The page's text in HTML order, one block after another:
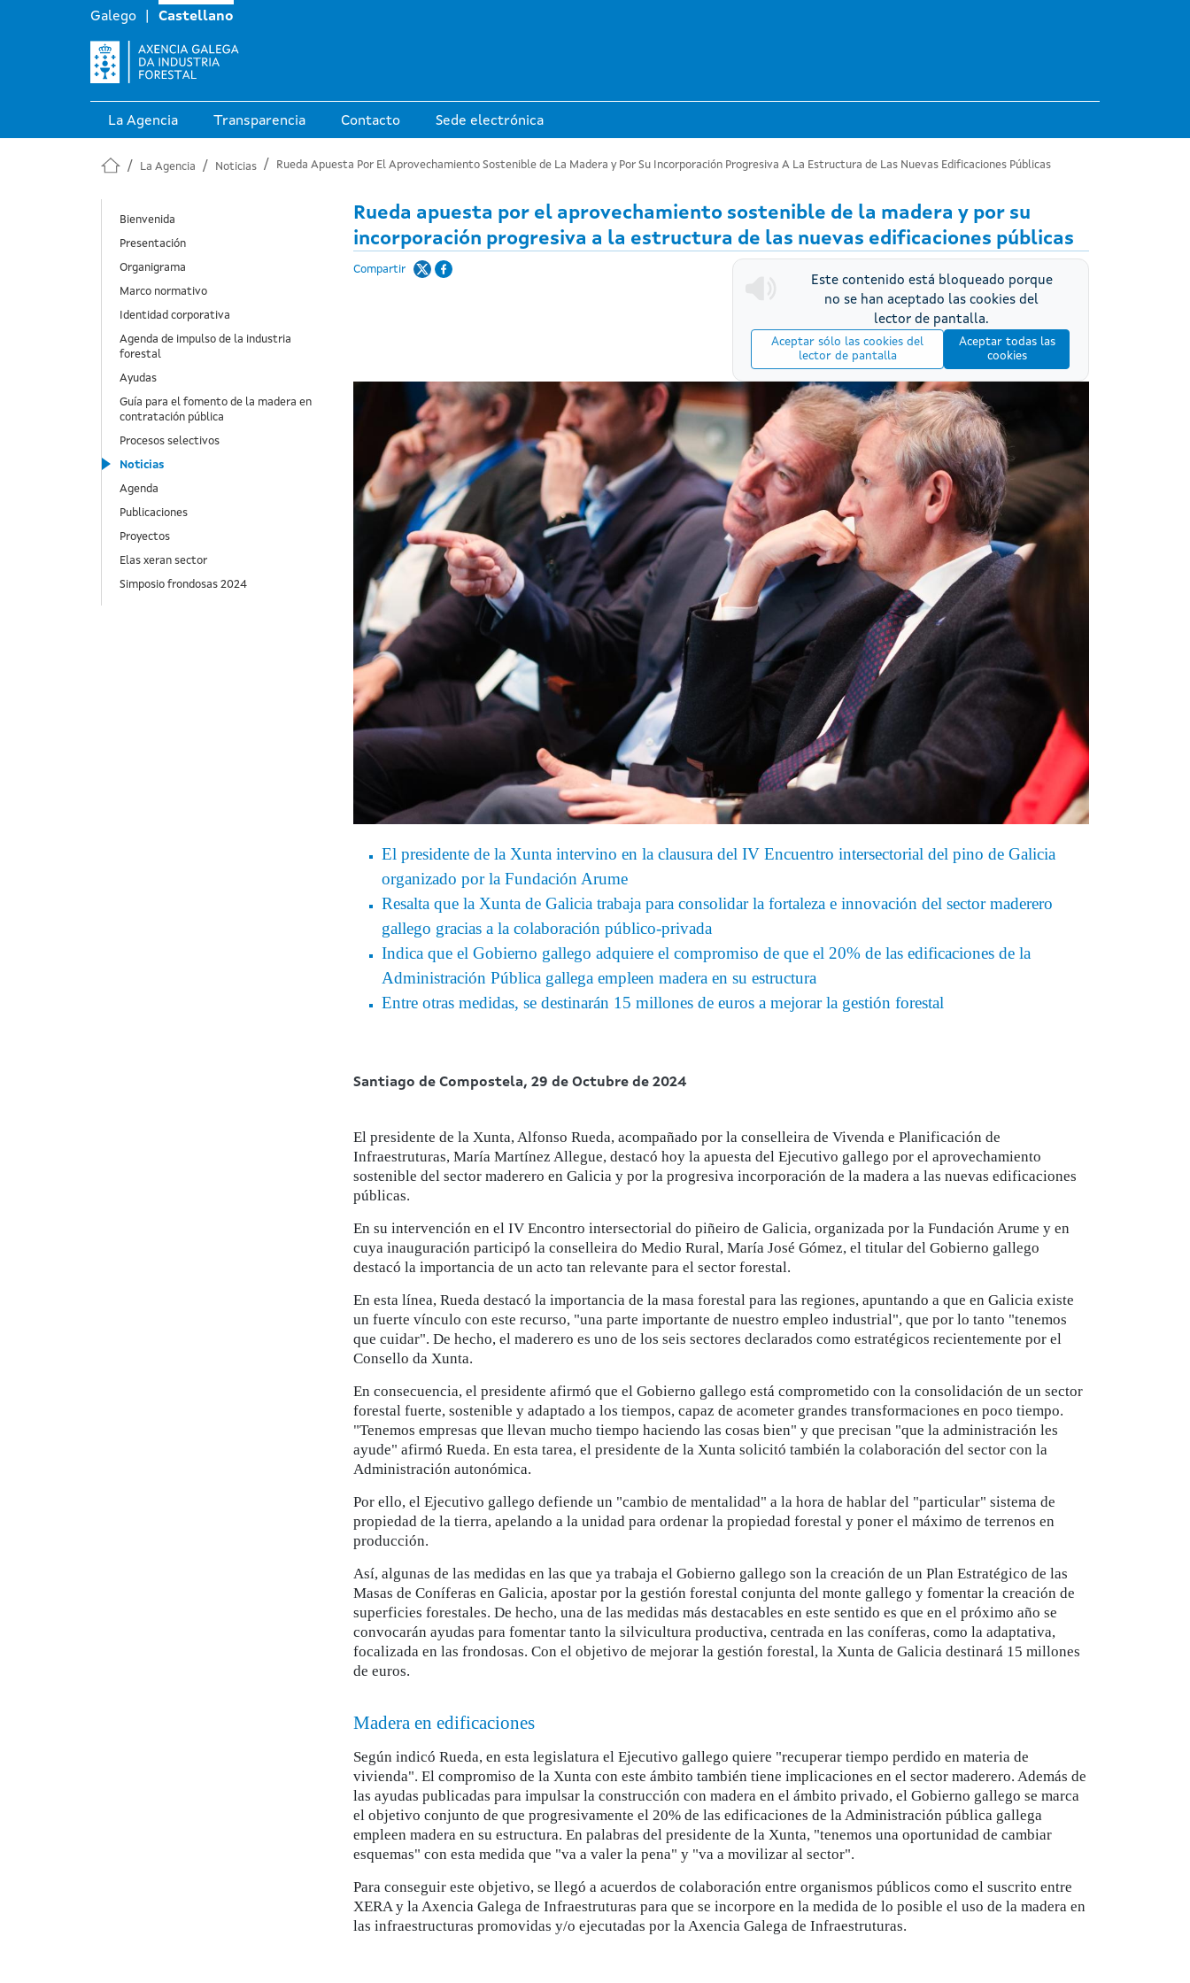
Galego Castellano
La Agencia Transparencia Contacto Sede electrónica
La Agencia Noticias Rueda Apuesta Por El Aprovechamiento Sostenible de La Madera y Por Su Incorporación Progresiva A La Estructura de Las Nuevas Edificaciones Públicas
Rueda apuesta por el aprovechamiento sostenible de la madera y por su
incorporación progresiva a la estructura de las nuevas edificaciones públicas
Compartir
Este contenido está bloqueado porque
no se han aceptado las cookies del
lector de pantalla.
Aceptar sólo las cookies del
lector de pantalla
Aceptar todas las
cookies
El presidente de la Xunta intervino en la clausura del IV Encuentro intersectorial del pino de Galicia
organizado por la Fundación Arume
Resalta que la Xunta de Galicia trabaja para consolidar la fortaleza e innovación del sector maderero
gallego gracias a la colaboración público-privada
Indica que el Gobierno gallego adquiere el compromiso de que el 20% de las edificaciones de la
Administración Pública gallega empleen madera en su estructura
Entre otras medidas, se destinarán 15 millones de euros a mejorar la gestión forestal
Santiago de Compostela, 29 de Octubre de 2024
El presidente de la Xunta, Alfonso Rueda, acompañado por la conselleira de Vivenda e Planificación de
Infraestruturas, María Martínez Allegue, destacó hoy la apuesta del Ejecutivo gallego por el aprovechamiento
sostenible del sector maderero en Galicia y por la progresiva incorporación de la madera a las nuevas edificaciones
públicas.
En su intervención en el IV Encontro intersectorial do piñeiro de Galicia, organizada por la Fundación Arume y en
cuya inauguración participó la conselleira do Medio Rural, María José Gómez, el titular del Gobierno gallego
destacó la importancia de un acto tan relevante para el sector forestal.
En esta línea, Rueda destacó la importancia de la masa forestal para las regiones, apuntando a que en Galicia existe
un fuerte vínculo con este recurso, "una parte importante de nuestro empleo industrial", que por lo tanto "tenemos
que cuidar". De hecho, el maderero es uno de los seis sectores declarados como estratégicos recientemente por el
Consello da Xunta.
En consecuencia, el presidente afirmó que el Gobierno gallego está comprometido con la consolidación de un sector
forestal fuerte, sostenible y adaptado a los tiempos, capaz de acometer grandes transformaciones en poco tiempo.
"Tenemos empresas que llevan mucho tiempo haciendo las cosas bien" y que precisan "que la administración les
ayude" afirmó Rueda. En esta tarea, el presidente de la Xunta solicitó también la colaboración del sector con la
Administración autonómica.
Por ello, el Ejecutivo gallego defiende un "cambio de mentalidad" a la hora de hablar del "particular" sistema de
propiedad de la tierra, apelando a la unidad para ordenar la propiedad forestal y poner el máximo de terrenos en
producción.
Así, algunas de las medidas en las que ya trabaja el Gobierno gallego son la creación de un Plan Estratégico de las
Masas de Coníferas en Galicia, apostar por la gestión forestal conjunta del monte gallego y fomentar la creación de
superficies forestales. De hecho, una de las medidas más destacables en este sentido es que en el próximo año se
convocarán ayudas para fomentar tanto la silvicultura productiva, centrada en las coníferas, como la adaptativa,
focalizada en las frondosas. Con el objetivo de mejorar la gestión forestal, la Xunta de Galicia destinará 15 millones
de euros.
Madera en edificaciones
Según indicó Rueda, en esta legislatura el Ejecutivo gallego quiere "recuperar tiempo perdido en materia de
vivienda". El compromiso de la Xunta con este ámbito también tiene implicaciones en el sector maderero. Además de
las ayudas publicadas para impulsar la construcción con madera en el ámbito privado, el Gobierno gallego se marca
el objetivo conjunto de que progresivamente el 20% de las edificaciones de la Administración pública gallega
empleen madera en su estructura. En palabras del presidente de la Xunta, "tenemos una oportunidad de cambiar
esquemas" con esta medida que "va a valer la pena" y "va a movilizar al sector".
Para conseguir este objetivo, se llegó a acuerdos de colaboración entre organismos públicos como el suscrito entre
XERA y la Axencia Galega de Infraestruturas para que se incorpore en la medida de lo posible el uso de la madera en
las infraestructuras promovidas y/o ejecutadas por la Axencia Galega de Infraestruturas.
Navegación principal en novas
Bienvenida
Presentación
Organigrama
Marco normativo
Identidad corporativa
Agenda de impulso de la industria
forestal
Ayudas
Guía para el fomento de la madera en
contratación pública
Procesos selectivos
Noticias
Agenda
Publicaciones
Proyectos
Elas xeran sector
Simposio frondosas 2024